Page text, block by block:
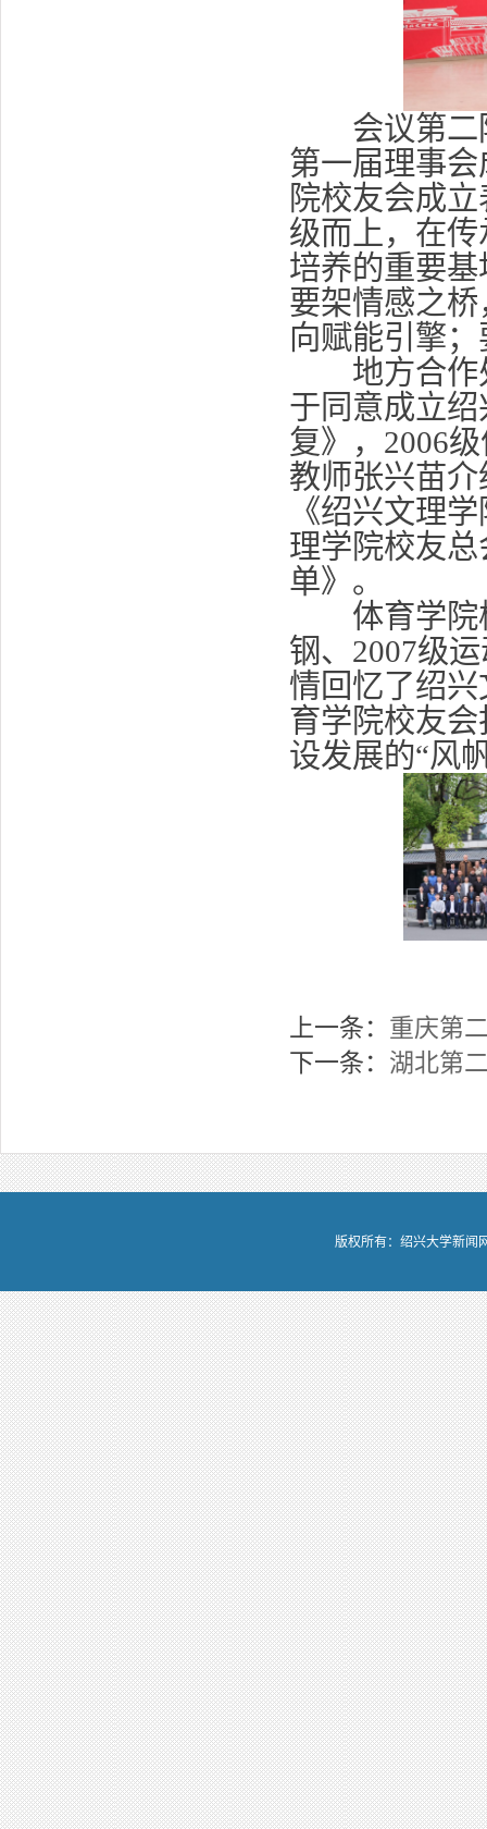
会议第二阶
第一届理事
院校友会成
级而上，在
培养的重要
要架情感之
向赋能引擎
地方合作处
于同意成立
复》，2006
教师张兴苗
《绍兴文理
理学院校友
单》。
体育学院校
钢、2007级
情回忆了绍
育学院校友
设发展的“风
上一条： 重庆第
下一条： 湖北第
版权所有：绍兴大学新闻